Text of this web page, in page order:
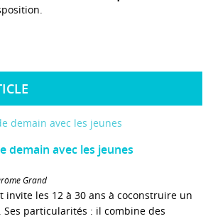
demain avec les jeunes
Grand
invite les 12 à 30 ans à coconstruire un
particularités : il combine des